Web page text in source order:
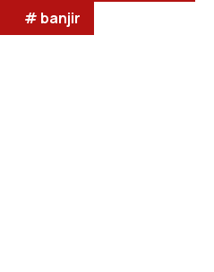
# banjir